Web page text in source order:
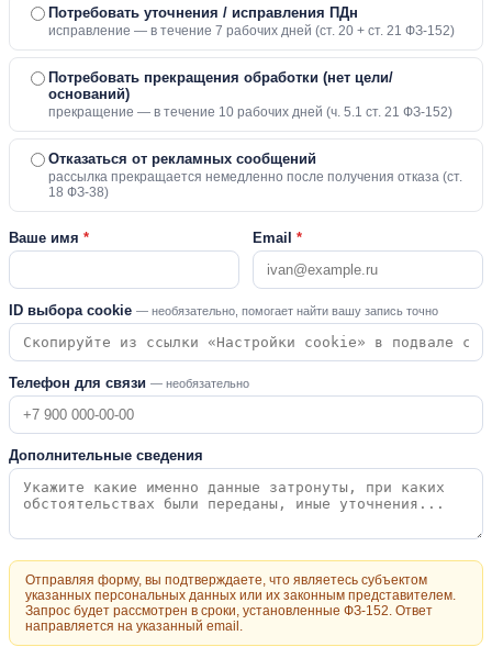
Потребовать уточнения / исправления ПДн
исправление — в течение 7 рабочих дней (ст. 20 + ст. 21 ФЗ-152)
Потребовать прекращения обработки (нет цели/
оснований)
прекращение — в течение 10 рабочих дней (ч. 5.1 ст. 21 ФЗ-152)
Отказаться от рекламных сообщений
рассылка прекращается немедленно после получения отказа (ст.
18 ФЗ-38)
Ваше имя * Email *
ID выбора cookie — необязательно, помогает найти вашу запись точно
Телефон для связи — необязательно
Дополнительные сведения
Отправляя форму, вы подтверждаете, что являетесь субъектом
указанных персональных данных или их законным представителем.
Запрос будет рассмотрен в сроки, установленные ФЗ-152. Ответ
направляется на указанный email.